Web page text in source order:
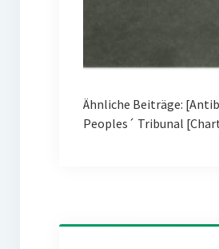
Ähnliche Beiträge:
Peoples´ Tribunal